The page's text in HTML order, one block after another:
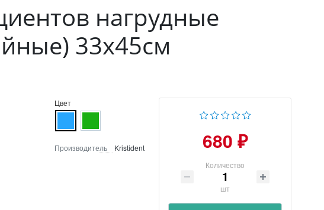
нагрудные
33х45см
Цвет
Производитель Kristident 680 ₽
Количество
шт